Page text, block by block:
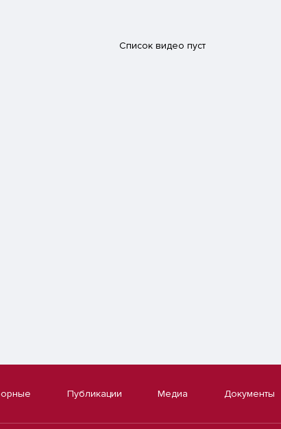
Список видео пуст
Публикации Медиа Документы